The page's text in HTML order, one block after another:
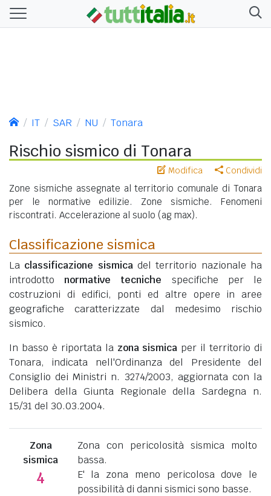
IT SAR NU Tonara
Rischio sismico di Tonara
Modifica Condividi
Zone sismiche assegnate al territorio comunale di Tonara
per le normative edilizie. Zone sismiche. Fenomeni
riscontrati. Accelerazione al suolo (ag max).
Classificazione sismica
La classificazione sismicadel territorio nazionale ha
introdotto normative tecniche specifiche per le
costruzioni di edifici, ponti ed altre opere in aree
geografiche caratterizzate dal medesimo rischio
sismico.
In basso è riportata la zona sismica per il territorio di
Tonara, indicata nell'Ordinanza del Presidente del
Consiglio dei Ministri n. 3274/2003, aggiornata con la
Delibera della Giunta Regionale della Sardegna n.
15/31 del 30.03.2004.
Zona
sismica
4
Zona con pericolosità sismica molto
bassa.
E' la zona meno pericolosa dove le
possibilità di danni sismici sono basse.